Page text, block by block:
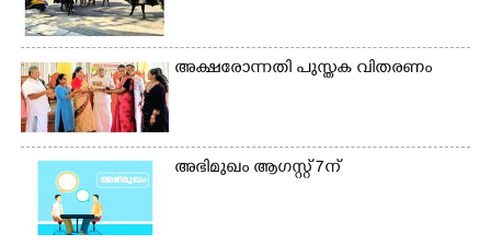
അക്ഷരോന്നതി പുസ്തക വിതരണം
അഭിമുഖം ആഗസ്റ്റ് 7ന്